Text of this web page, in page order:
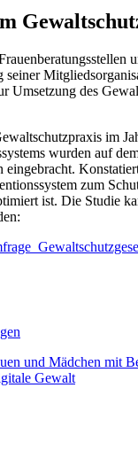
seiner
Umsetzung des
im
wurden auf
zum
ist. Die Studie
und Mädchen mit
Gewalt